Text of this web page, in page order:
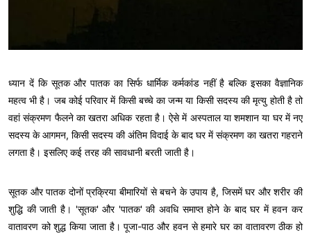
ध्यान दें कि सूतक और पातक का सिर्फ धार्मिक कर्मकांड नहीं है बल्कि इसका वैज्ञानिक
महत्व भी है। जब कोई परिवार में किसी बच्चे का जन्म या किसी सदस्य की मृत्यु होती है तो
वहां संक्रमण फैलने का खतरा अधिक रहता है। ऐसे में अस्पताल या शमशान या घर में नए
सदस्य के आगमन, किसी सदस्य की अंतिम विदाई के बाद घर में संक्रमण का खतरा गहराने
लगता है। इसलिए कई तरह की सावधानी बरती जाती है।
सूतक और पातक दोनों प्रक्रिया बीमारियों से बचने के उपाय है, जिसमें घर और शरीर की
शुद्धि की जाती है। 'सूतक' और 'पातक' की अवधि समाप्त होने के बाद घर में हवन कर
वातावरण को शुद्ध किया जाता है। पूजा-पाठ और हवन से हमारे घर का वातावरण ठीक हो